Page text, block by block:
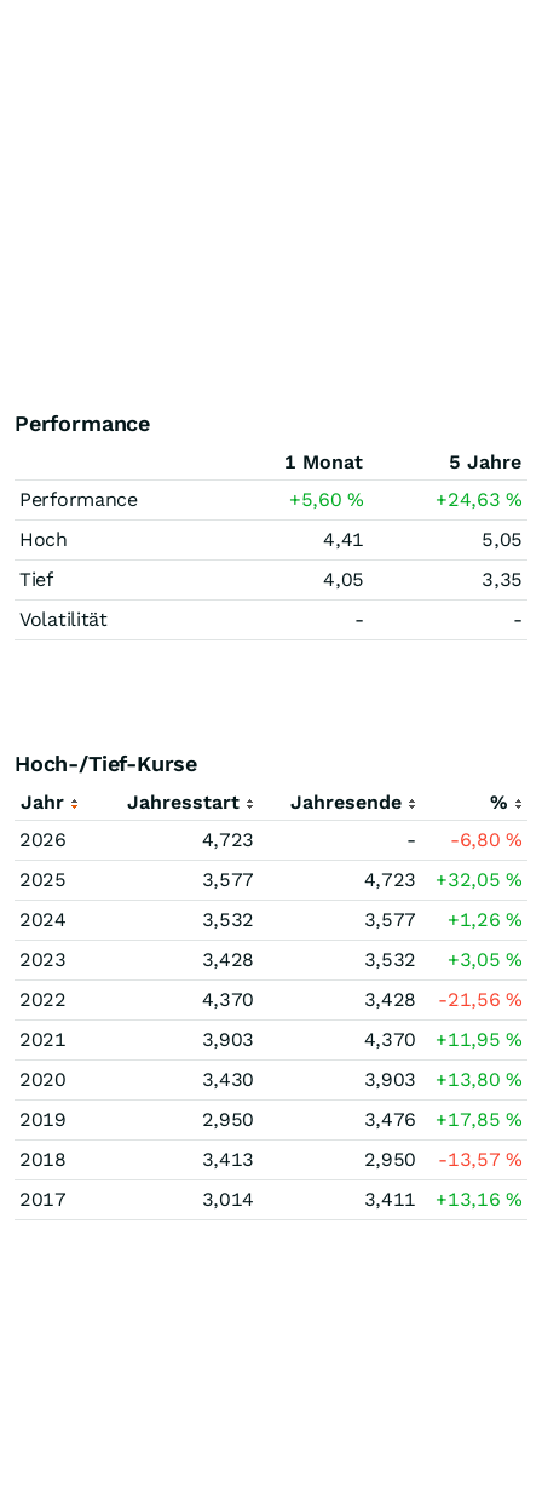
Performance
1 Monat
5 Jahre
Performance
+5,60% +24,63%
Hoch
4,41
5,05
Tief
4,05
3,35
Volatilität
- -
Hoch-/Tief-Kurse
Jahr Jahresstart Jahresende
%
2026
4,723 - -6,80%
2025
3,577 4,723 +32,05%
2024
3,532 3,577 +1,26%
2023
3,428 3,532 +3,05%
2022
4,370 3,428 -21,56%
2021
3,903 4,370 +11,95%
2020
3,430 3,903 +13,80%
2019
2,950 3,476 +17,85%
2018
3,413 2,950 -13,57%
2017
3,014 3,411 +13,16%